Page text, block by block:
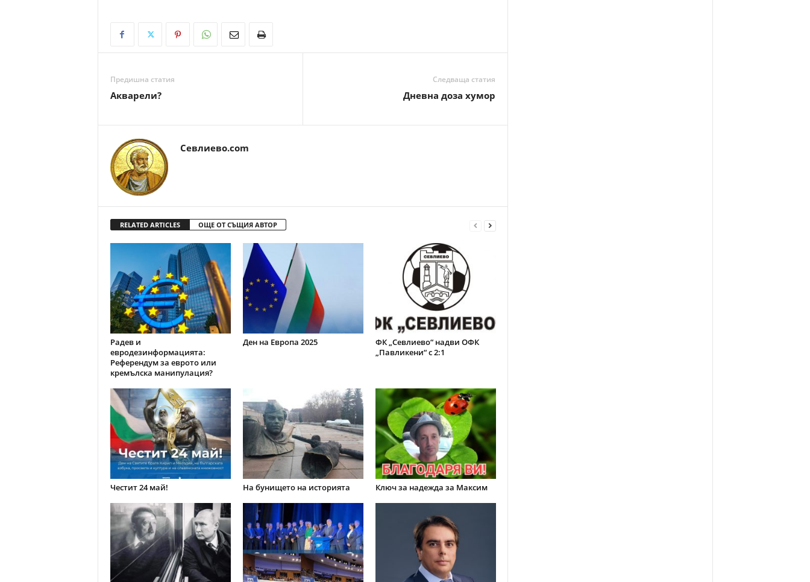
Предишна статия
Акварели?
Следваща статия
Дневна доза хумор
Севлиево.com
RELATED ARTICLES ОЩЕ ОТ СЪЩИЯ АВТОР
Радев и
евродезинформацията:
Референдум за еврото или
кремълска манипулация?
Ден на Европа 2025
ФК „Севлиево“ надви ОФК
„Павликени“ с 2:1
Честит 24 май! На бунището на историята Ключ за надежда за Максим